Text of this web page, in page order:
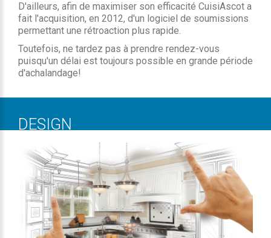
D'ailleurs, afin de maximiser son efficacité CuisiAscot a
fait l'acquisition, en 2012, d'un logiciel de soumissions
permettant une rétroaction plus rapide.
Toutefois, ne tardez pas à prendre rendez-vous
puisqu'un délai est toujours possible en grande période
d'achalandage!
DESIGN